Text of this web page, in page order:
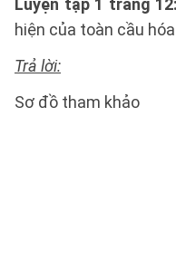
Luyện tập 1 trang 12:
hiện của toàn cầu
Trả lời:
Sơ đồ tham khảo